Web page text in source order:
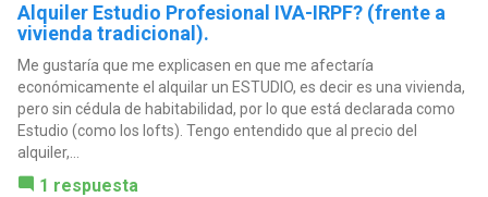
Alquiler Estudio Profesional IVA-IRPF? (frente a
vivienda tradicional).
Me gustaría que me explicasen en que me afectaría
económicamente el alquilar un ESTUDIO, es decir es una vivienda,
pero sin cédula de habitabilidad, por lo que está declarada como
Estudio (como los lofts). Tengo entendido que al precio del
alquiler,...
1 respuesta